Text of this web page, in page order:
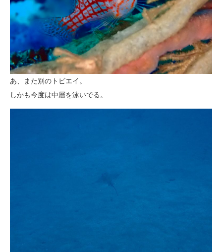
あ、また別のトビエイ。
しかも今度は中層を泳いでる。